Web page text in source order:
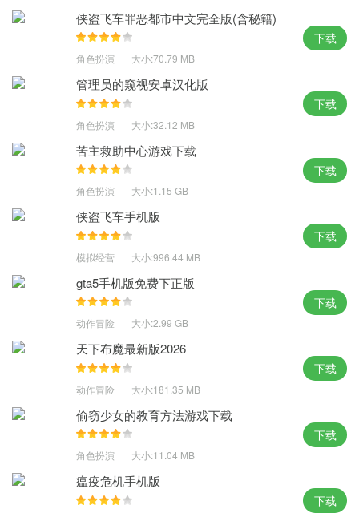
1、玩家会有着各种各样先进的武器，游戏的画面相当的华丽；
2、在接连不断的危迫险境中射击战斗，在玩法内容上与原版完全一
3、距离地图的枪支技能组合建议用狙击的，战斗力相比前几作大大
的得到了增强。
体验点评：
游戏的音频和视频比原作都重新制作了，各种武器也可以近距离不
侠盗飞车罪恶都市中文完全版(含秘籍)
角色扮演 大小:70.79 MB
下载
管理员的窥视安卓汉化版
角色扮演 大小:32.12 MB
下载
苦主救助中心游戏下载
角色扮演 大小:1.15 GB
下载
侠盗飞车手机版
模拟经营 大小:996.44 MB
下载
gta5手机版免费下正版
动作冒险 大小:2.99 GB
下载
天下布魔最新版2026
动作冒险 大小:181.35 MB
下载
偷窃少女的教育方法游戏下载
角色扮演 大小:11.04 MB
下载
瘟疫危机手机版
下载